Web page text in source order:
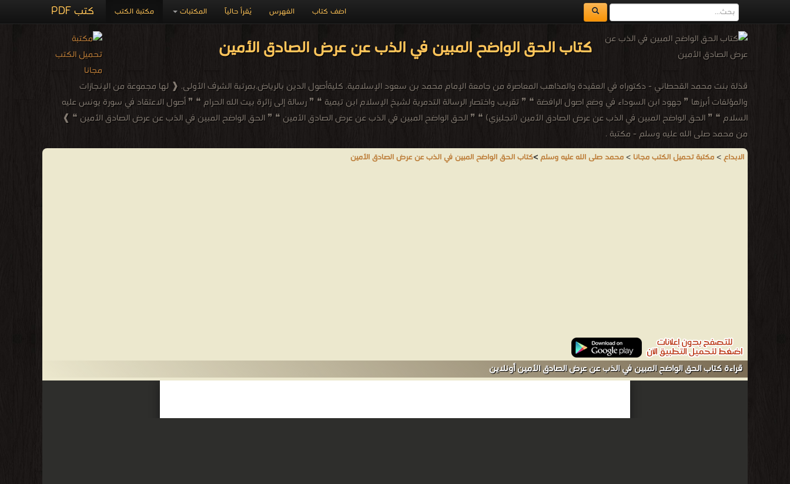
كتب PDF مكتبة الكتب المكتبات يُقرأ حالياً الفهرس اضف كتاب
كتاب الحق الواضح المبين في الذب عن عرض الصادق الأمين
قذلة بنت محمد القحطاني - ‏‏‏‏‏‏دكتوراه في العقيدة والمذاهب المعاصرة من جامعة الإمام محمد بن سعود الإسلامية. كليةأصول الدين بالرياض.بمرتبة الشرف الأولى. ❰ لها مجموعة من الإنجازات
والمؤلفات أبرزها ❞ جهود ابن السوداء في وضع اصول الرافضة ❝ ❞ تقريب واختصار الرسالة التدمرية لشيخ الإسلام ابن تيمية ❝ ❞ رسالة إلى زائرة بيت الله الحرام ❝ ❞ أصول الاعتقاد في سورة يونس عليه
السلام ❝ ❞ الحق الواضح المبين في الذب عن عرض الصادق الأمين (انجليزي) ❝ ❞ الحق الواضح المبين في الذب عن عرض الصادق الأمين ❝ ❞ الحق الواضح المبين في الذب عن عرض الصادق الأمين ❝ ❱
من محمد صلى الله عليه وسلم - مكتبة .
الابداع>مكتبة تحميل الكتب مجانا >محمد صلى الله عليه وسلم>كتاب الحق الواضح المبين في الذب عن عرض الصادق الأمين
قراءة كتاب الحق الواضح المبين في الذب عن عرض الصادق الأمين أونلاين